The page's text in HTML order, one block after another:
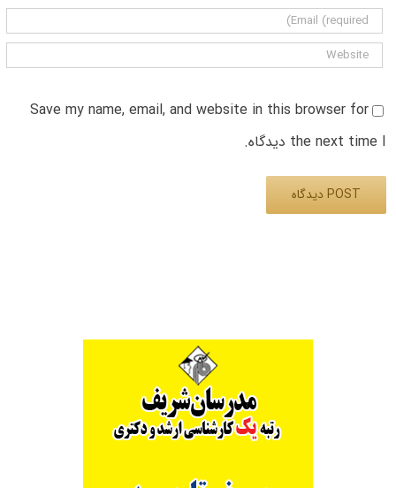
Save my name, email, and website in this browser for
the next time I دیدگاه.